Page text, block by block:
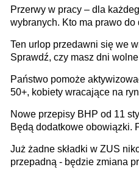
dofinansowań czy refundacji,
stronie systemu i
pracodawców [WYWIAD]
Przerwy w pracy – dla
wybranych. Kto ma prawo do
Ten urlop przedawni się we
Sprawdź, czy masz dni
Państwo pomoże
50+, kobiety wracające na
osoby neuroatypowe.
na rzecz Inkluzywności w
Nowe przepisy BHP od 11
Będą dodatkowe obowiązki.
Już żadne składki w ZUS
przepadną - będzie zmiana